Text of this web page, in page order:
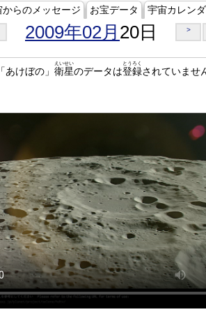
からのメッセージ お宝データ 宇宙カレン
2009年02月 20日 >
あけぼの」 衛星
えいせい
のデータは登録
とうろく
されていませ